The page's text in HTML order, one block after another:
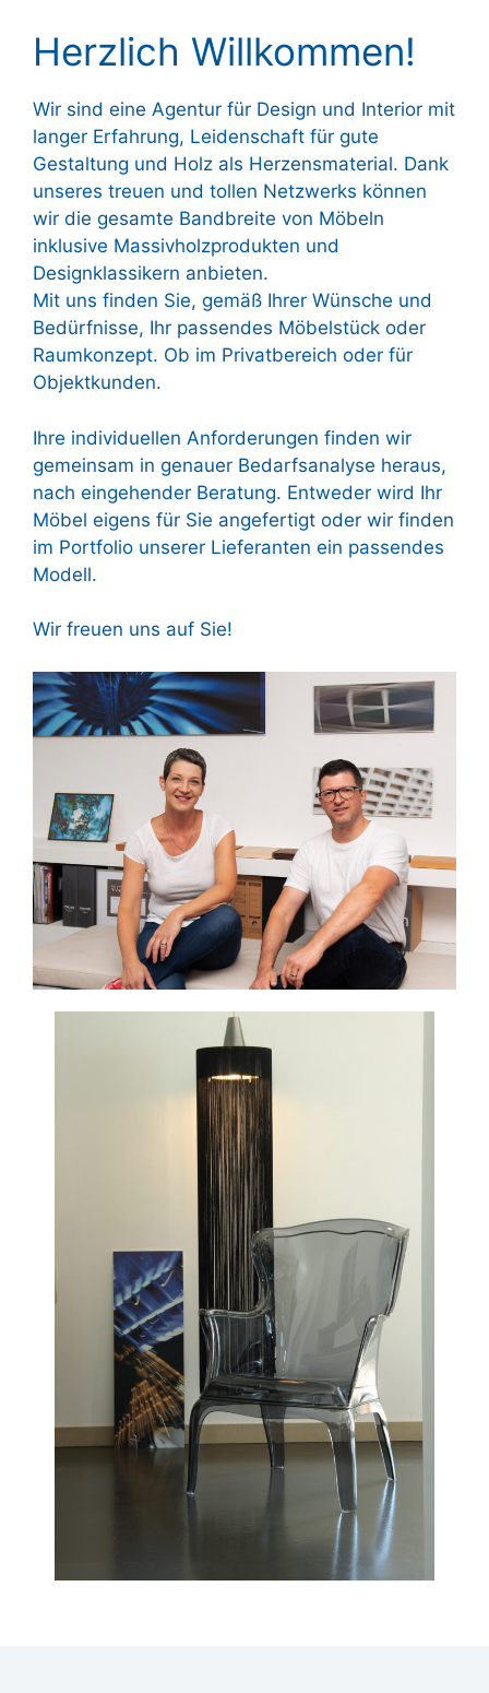
Herzlich Willkommen!
Wir sind eine Agentur für Design und Interior mit
langer Erfahrung, Leidenschaft für gute
Gestaltung und Holz als Herzensmaterial. Dank
unseres treuen und tollen Netzwerks können
wir die gesamte Bandbreite von Möbeln
inklusive Massivholzprodukten und
Designklassikern anbieten.
Mit uns finden Sie, gemäß Ihrer Wünsche und
Bedürfnisse, Ihr passendes Möbelstück oder
Raumkonzept. Ob im Privatbereich oder für
Objektkunden.
Ihre individuellen Anforderungen finden wir
gemeinsam in genauer Bedarfsanalyse heraus,
nach eingehender Beratung. Entweder wird Ihr
Möbel eigens für Sie angefertigt oder wir finden
im Portfolio unserer Lieferanten ein passendes
Modell.
Wir freuen uns auf Sie!